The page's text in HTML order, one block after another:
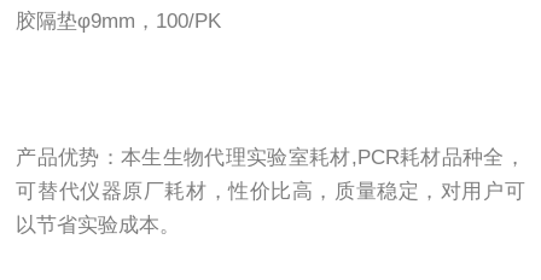
胶隔垫φ9mm，100/PK
产品优势：本生生物代理实验室耗材,PCR耗材品种全，
可替代仪器原厂耗材，性价比高，质量稳定，对用户可
以节省实验成本。